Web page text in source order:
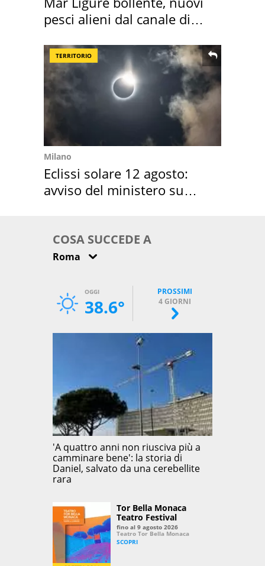
pesci alieni dal canale di
TERRITORIO
Milano
Eclissi solare 12 agosto:
avviso del ministero su